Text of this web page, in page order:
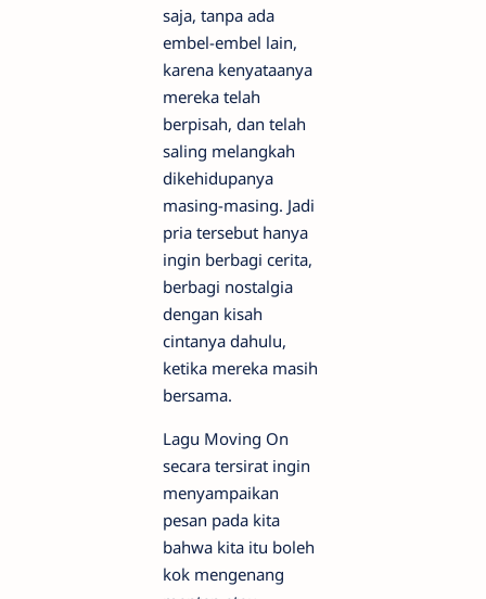
saja, tanpa ada
embel-embel lain,
karena kenyataanya
mereka telah
berpisah, dan telah
saling melangkah
dikehidupanya
masing-masing. Jadi
pria tersebut hanya
ingin berbagi cerita,
berbagi nostalgia
dengan kisah
cintanya dahulu,
ketika mereka masih
bersama.
Lagu Moving On
secara tersirat ingin
menyampaikan
pesan pada kita
bahwa kita itu boleh
kok mengenang